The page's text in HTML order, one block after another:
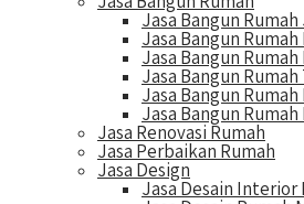
Jasa Bangun
Jasa Bangun
Jasa Bangun
Jasa Bangun
Jasa Bangun Rumah
Jasa Bangun
Jasa Renovasi Rumah
Jasa Perbaikan Rumah
Jasa Design
Jasa Desain Interior